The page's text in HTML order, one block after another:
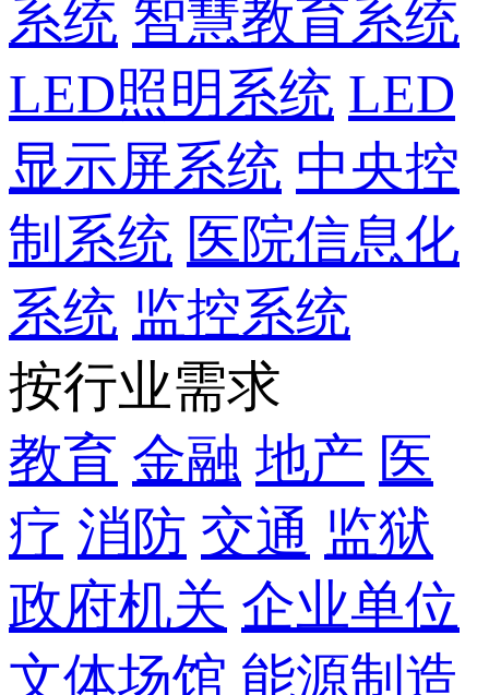
系统 智慧教育系统
LED照明系统 LED
显示屏系统 中央控
制系统 医院信息化
系统 监控系统
按行业需求
教育 金融 地产 医
疗 消防 交通 监狱
政府机关 企业单位
文体场馆 能源制造